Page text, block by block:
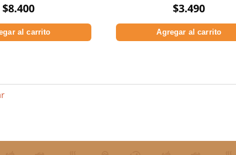
$8.400
al carrito
$3.490
Agregar al carrito